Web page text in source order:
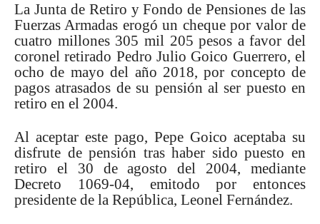
La Junta de Retiro y Fondo de Pensiones de las
Fuerzas Armadas erogó un cheque por valor de
cuatro millones 305 mil 205 pesos a favor del
coronel retirado Pedro Julio Goico Guerrero, el
ocho de mayo del año 2018, por concepto de
pagos atrasados de su pensión al ser puesto en
retiro en el 2004.
Al aceptar este pago, Pepe Goico aceptaba su
disfrute de pensión tras haber sido puesto en
retiro el 30 de agosto del 2004, mediante
Decreto 1069-04, emitodo por entonces
presidente de la República, Leonel Fernández.